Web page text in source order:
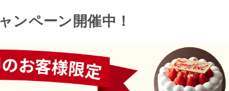
ンペーン開催中！